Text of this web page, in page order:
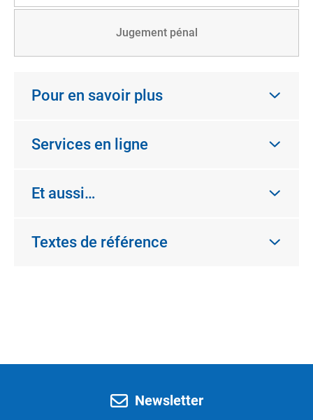
Jugement pénal
Pour en savoir plus
Services en ligne
Et aussi…
Textes de référence
Newsletter